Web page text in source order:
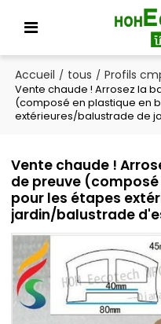
Accueil / tous / Profils
Vente chaude ! Arrosez la
(composé en plastique en
extérieures/balustrade de
Vente chaude !
de preuve
pour les étapes
jardin/balustrade